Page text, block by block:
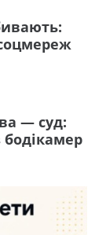
— суд: